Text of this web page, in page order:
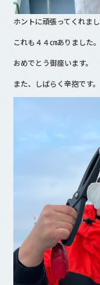
ホントに頑張ってくれまし
これも４４㎝ありました。
おめでとう御座います。
また、しばらく辛抱です。